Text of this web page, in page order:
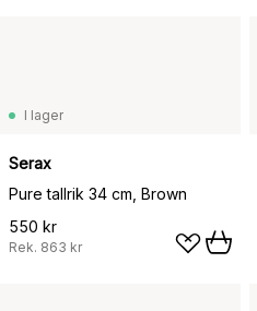
I lager
Serax
Pure tallrik 34 cm, Brown
550 kr
Rek. 863 kr